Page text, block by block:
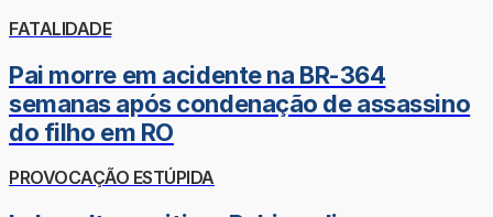
FATALIDADE
Pai morre em acidente na BR-364
semanas após condenação de assassino
do filho em RO
PROVOCAÇÃO ESTÚPIDA